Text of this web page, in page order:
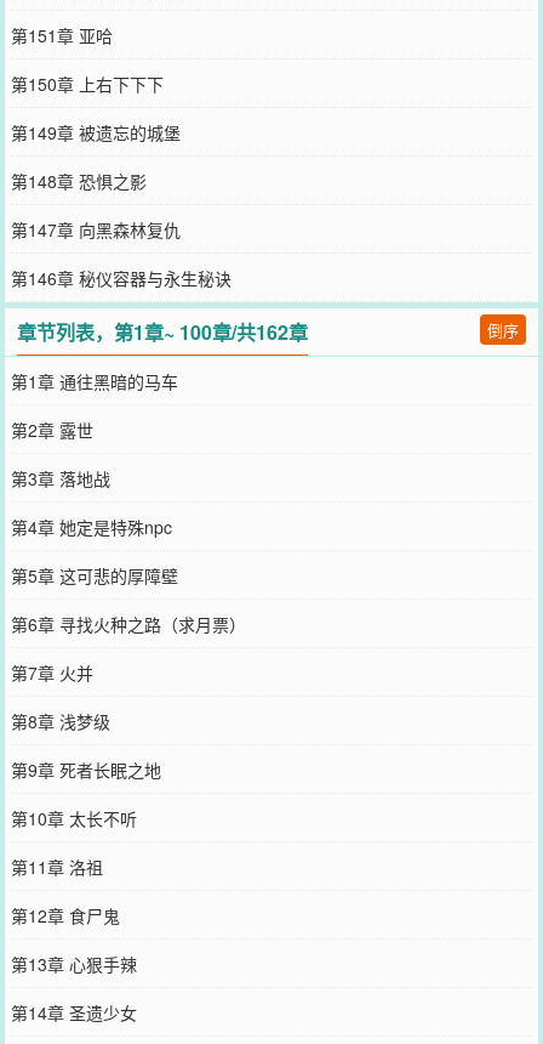
第151章 亚哈
第150章 上右下下下
第149章 被遗忘的城堡
第148章 恐惧之影
第147章 向黑森林复仇
第146章 秘仪容器与永生秘诀
章节列表，第1章~ 100章/共162章 倒序
第1章 通往黑暗的马车
第2章 露世
第3章 落地战
第4章 她定是特殊npc
第5章 这可悲的厚障壁
第6章 寻找火种之路（求月票）
第7章 火并
第8章 浅梦级
第9章 死者长眠之地
第10章 太长不听
第11章 洛祖
第12章 食尸鬼
第13章 心狠手辣
第14章 圣遗少女